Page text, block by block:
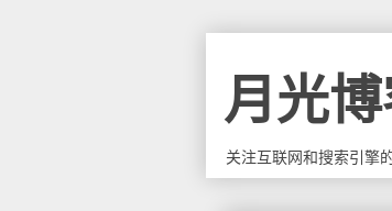
月光
关注互联网和搜索引擎